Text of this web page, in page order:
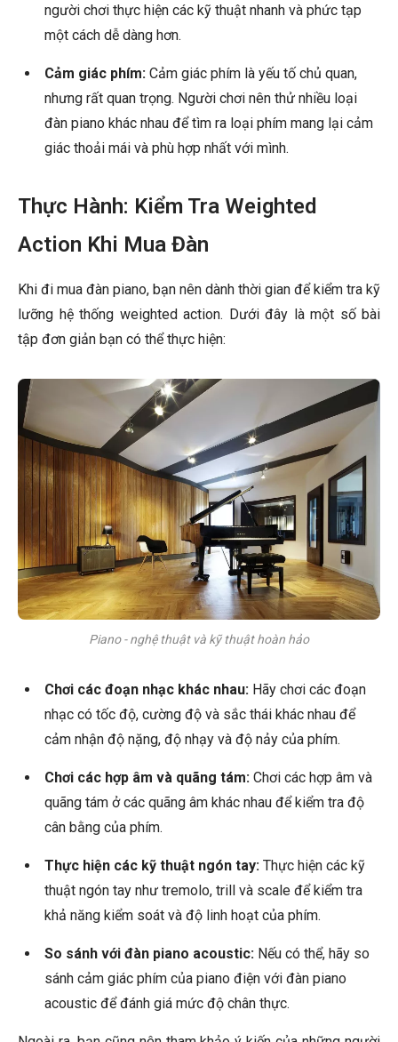
người chơi thực hiện các kỹ thuật nhanh và phức tạp
một cách dễ dàng hơn.
Cảm giác phím: Cảm giác phím là yếu tố chủ quan,
nhưng rất quan trọng. Người chơi nên thử nhiều loại
đàn piano khác nhau để tìm ra loại phím mang lại cảm
giác thoải mái và phù hợp nhất với mình.
Thực Hành: Kiểm Tra Weighted
Action Khi Mua Đàn
Khi đi mua đàn piano, bạn nên dành thời gian để kiểm tra kỹ
lưỡng hệ thống weighted action. Dưới đây là một số bài
tập đơn giản bạn có thể thực hiện:
Piano - nghệ thuật và kỹ thuật hoàn hảo
Chơi các đoạn nhạc khác nhau: Hãy chơi các đoạn
nhạc có tốc độ, cường độ và sắc thái khác nhau để
cảm nhận độ nặng, độ nhạy và độ nảy của phím.
Chơi các hợp âm và quãng tám: Chơi các hợp âm và
quãng tám ở các quãng âm khác nhau để kiểm tra độ
cân bằng của phím.
Thực hiện các kỹ thuật ngón tay: Thực hiện các kỹ
thuật ngón tay như tremolo, trill và scale để kiểm tra
khả năng kiểm soát và độ linh hoạt của phím.
So sánh với đàn piano acoustic: Nếu có thể, hãy so
sánh cảm giác phím của piano điện với đàn piano
acoustic để đánh giá mức độ chân thực.